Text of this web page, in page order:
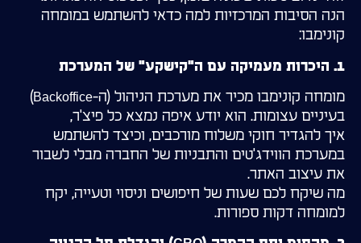
הנה הסיבות המרכזיות למה כדאי להשתמש במומחה
קונימבו:
1. היכרות מעמיקה עם ה"קישקע" של המערכת
מומחה קונימבו מכיר את מערכת הניהול (ה-Backoffice)
בעיניים עצומות. הוא יודע איפה נמצא כל פיצ'ר,
איך להגדיר חוקי משלוח מורכבים, וכיצד להשתמש
במערכת הווידג'טים והתבניות של החברה מבלי לשבור
את עיצוב האתר.
מה שיקח לכם שעות של חיפושים וניסוי וטעייה, יקח
למומחה דקות ספורות.